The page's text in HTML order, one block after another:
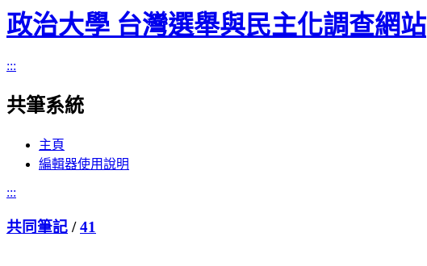
政治大學 台灣選舉與民主化調查網站
:::
共筆系統
主頁
編輯器使用說明
:::
共同筆記 /41